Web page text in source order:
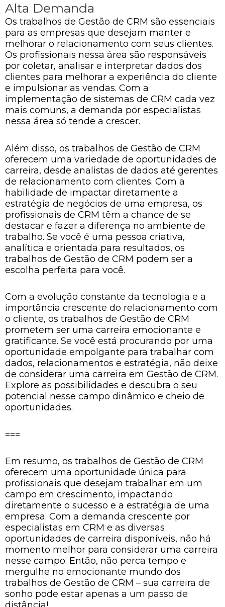
Alta Demanda
Os trabalhos de Gestão de CRM são essenciais
para as empresas que desejam manter e
melhorar o relacionamento com seus clientes.
Os profissionais nessa área são responsáveis
por coletar, analisar e interpretar dados dos
clientes para melhorar a experiência do cliente
e impulsionar as vendas. Com a
implementação de sistemas de CRM cada vez
mais comuns, a demanda por especialistas
nessa área só tende a crescer.
Além disso, os trabalhos de Gestão de CRM
oferecem uma variedade de oportunidades de
carreira, desde analistas de dados até gerentes
de relacionamento com clientes. Com a
habilidade de impactar diretamente a
estratégia de negócios de uma empresa, os
profissionais de CRM têm a chance de se
destacar e fazer a diferença no ambiente de
trabalho. Se você é uma pessoa criativa,
analítica e orientada para resultados, os
trabalhos de Gestão de CRM podem ser a
escolha perfeita para você.
Com a evolução constante da tecnologia e a
importância crescente do relacionamento com
o cliente, os trabalhos de Gestão de CRM
prometem ser uma carreira emocionante e
gratificante. Se você está procurando por uma
oportunidade empolgante para trabalhar com
dados, relacionamentos e estratégia, não deixe
de considerar uma carreira em Gestão de CRM.
Explore as possibilidades e descubra o seu
potencial nesse campo dinâmico e cheio de
oportunidades.
===
Em resumo, os trabalhos de Gestão de CRM
oferecem uma oportunidade única para
profissionais que desejam trabalhar em um
campo em crescimento, impactando
diretamente o sucesso e a estratégia de uma
empresa. Com a demanda crescente por
especialistas em CRM e as diversas
oportunidades de carreira disponíveis, não há
momento melhor para considerar uma carreira
nesse campo. Então, não perca tempo e
mergulhe no emocionante mundo dos
trabalhos de Gestão de CRM – sua carreira de
sonho pode estar apenas a um passo de